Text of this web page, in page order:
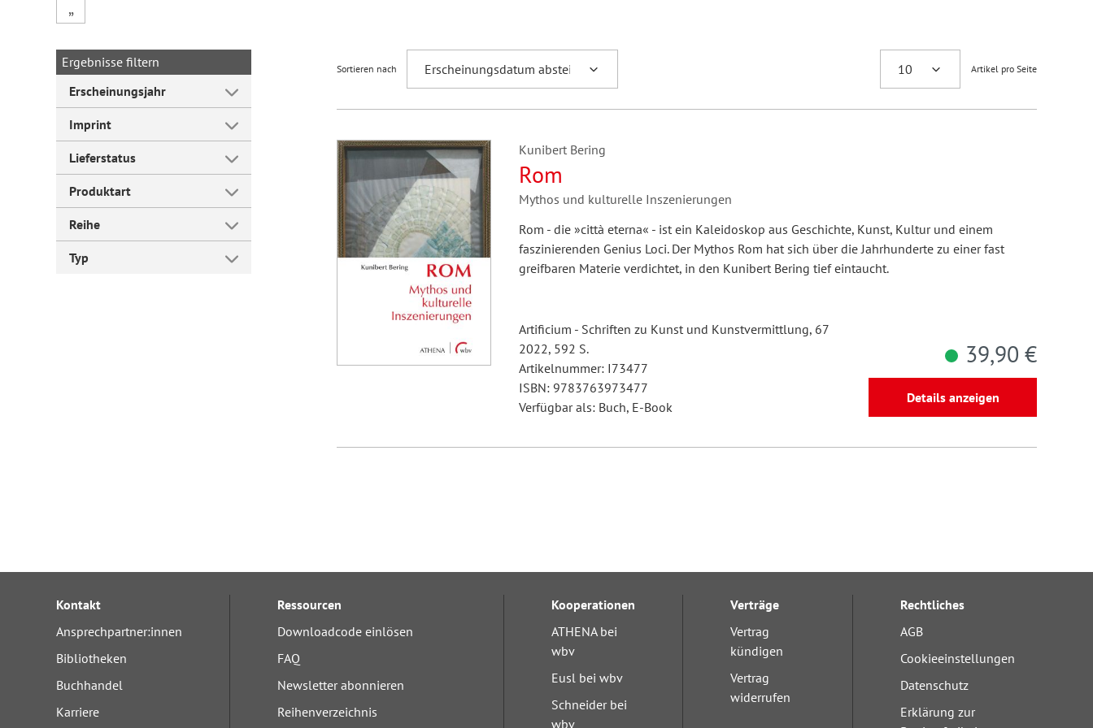
Forum Arbeitslehre
„
Ergebnisse filtern
Erscheinungsjahr
Imprint
Lieferstatus
Produktart
Reihe
Typ
Sortieren nach Artikel pro Seite
Kunibert Bering
Rom
Mythos und kulturelle Inszenierungen
Rom - die »città eterna« - ist ein Kaleidoskop aus Geschichte, Kunst, Kultur und einem
faszinierenden Genius Loci. Der Mythos Rom hat sich über die Jahrhunderte zu einer fast
greifbaren Materie verdichtet, in den Kunibert Bering tief eintaucht.
Artificium - Schriften zu Kunst und Kunstvermittlung, 67
2022, 592 S.
Artikelnummer: I73477
ISBN: 9783763973477
Verfügbar als: Buch, E-Book
39,90 €
Details anzeigen
Kontakt
Ansprechpartner:innen
Bibliotheken
Buchhandel
Karriere
Ressourcen
Downloadcode einlösen
FAQ
Newsletter abonnieren
Reihenverzeichnis
Kooperationen
ATHENA bei
wbv
Eusl bei wbv
Schneider bei
wbv
Verträge
Vertrag
kündigen
Vertrag
widerrufen
Rechtliches
AGB
Cookieeinstellungen
Datenschutz
Erklärung zur